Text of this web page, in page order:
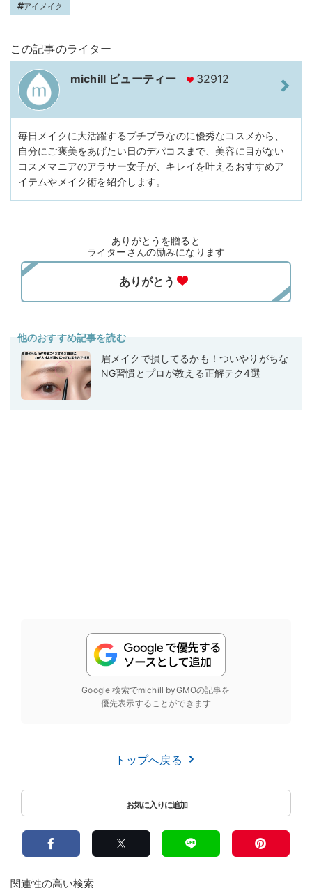
アイメイク
この記事のライター
michill ビューティー 32912
毎日メイクに大活躍するプチプラなのに優秀なコスメから、
自分にご褒美をあげたい日のデパコスまで、美容に目がない
コスメマニアのアラサー女子が、キレイを叶えるおすすめア
イテムやメイク術を紹介します。
ありがとうを贈ると
ライターさんの励みになります
他のおすすめ記事を読む
眉メイクで損してるかも！ついやりがちな
NG習慣とプロが教える正解テク4選
Google 検索でmichill byGMOの記事を
優先表示することができます
トップへ戻る